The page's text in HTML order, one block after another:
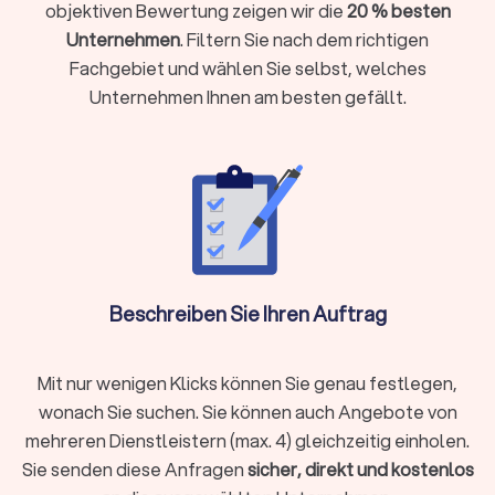
Versicherungen und andere Finanzaspekte zu treffen. Dies
gelingt durch die Analyse der Finanzsituation und durch die
Entwicklung. Implementierung und Überwachung eines
maßgeschneiderten Finanzplans. Eine gute Finanzberatung
kann spezialisiert sein oder im Team von Experten für
Baufinanzierung, Hypotheken & Immobilien
Vermögensverwaltung, Finanzplanung & -beratung
Rente & Altersvorsorge
Unternehmensberatung & Finanzierung
Versicherungen
Schilderung Ihrer Lebens- und Finanzsituation die besten
Absicherungen zu gewährleisten. Ob
Berufsunfähigkeitsversicherung, Hausrat oder
Tierhalterhaftpflicht: Bei einem unabhängigen
Versicherungsberater in Fürstenwalde/Spree Fürstenwalde
objektiven Bewertung zeigen wir die20 % besten
Unternehmen. Filtern Sie nach dem richtigen
Fachgebiet und wählen Sie selbst, welches
Unternehmen Ihnen am besten gefällt.
Beschreiben Sie Ihren Auftrag
Mit nur wenigen Klicks können Sie genau festlegen,
wonach Sie suchen. Sie können auch Angebote von
mehreren Dienstleistern (max. 4) gleichzeitig einholen.
Sie senden diese Anfragensicher, direkt und kostenlos